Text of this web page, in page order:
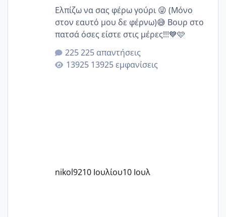
Ελπίζω να σας φέρω γούρι 😜 (Μόνο
στον εαυτό μου δε φέρνω)😅 Βουρ στο
πατσά όσες είστε στις μέρες!!!💙🩷
225 απαντήσεις
13925 εμφανίσεις
nikol9210 Ιουλίου10 Ιουλ